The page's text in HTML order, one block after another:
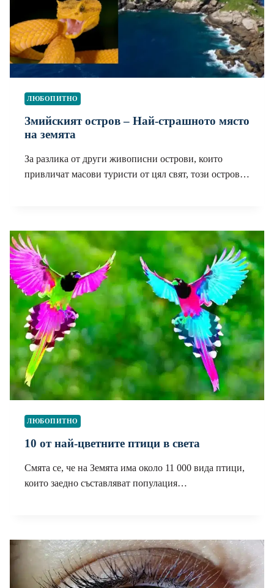
ЛЮБОПИТНО
Змийският остров – Най-страшното място
на земята
За разлика от други живописни острови, които
привличат масови туристи от цял ​​​​свят, този остров…
ЛЮБОПИТНО
10 от най-цветните птици в света
Смята се, че на Земята има около 11 000 вида птици,
които заедно съставляват популация…